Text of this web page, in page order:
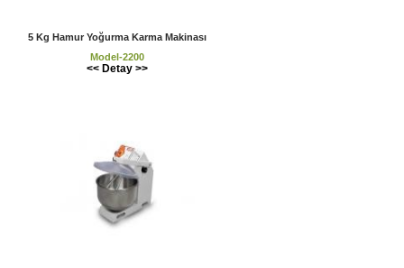
5 Kg Hamur Yoğurma Karma Makinası
Model-2200
<< Detay >>